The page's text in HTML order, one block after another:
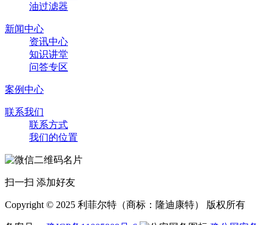
油过滤器
新闻中心
资讯中心
知识讲堂
问答专区
案例中心
联系我们
联系方式
我们的位置
扫一扫 添加好友
Copyright © 2025 利菲尔特（商标：隆迪康特） 版权所有